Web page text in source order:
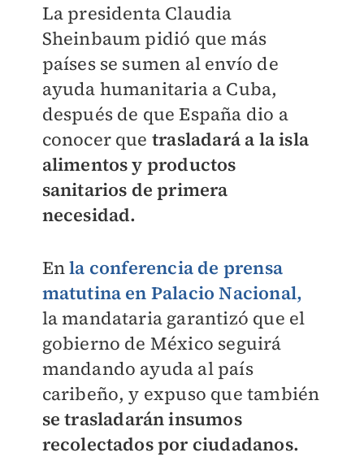
La presidenta Claudia
Sheinbaum pidió que más
países se sumen al envío de
ayuda humanitaria a Cuba,
después de que España dio a
conocer que trasladará a la isla
alimentos y productos
sanitarios de primera
necesidad.
Enla conferencia de prensa
matutina en Palacio Nacional,
la mandataria garantizó que el
gobierno de México seguirá
mandando ayuda al país
caribeño, y expuso que también
se trasladarán insumos
recolectados por ciudadanos.